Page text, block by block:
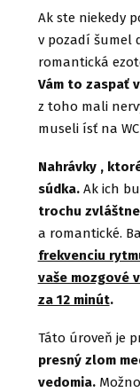
Ak ste niekedy
v pozadí šumel
romantická
Vám to zaspať
z toho mali
museli ísť na
Nahrávky ,
súdka. Ak ich
trochu
a romantické.
frekvenciu
vaše mozgové
za 12 minút.
Táto úroveň je
presný zlom
vedomia.Možno